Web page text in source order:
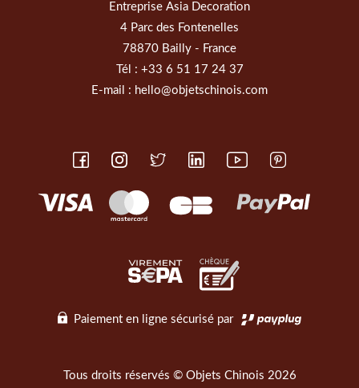
Entreprise Asia Decoration
4 Parc des Fontenelles
78870 Bailly - France
Tél : +33 6 51 17 24 37
E-mail : hello@objetschinois.com
Paiement en ligne sécurisé par
Tous droits réservés © Objets Chinois 2026